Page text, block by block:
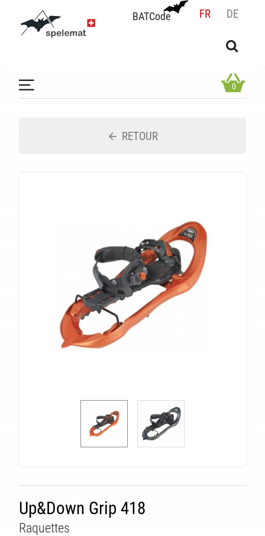
BATCode FR DE
BATCode
OK
0
RETOUR
Up&Down Grip 418
Raquettes